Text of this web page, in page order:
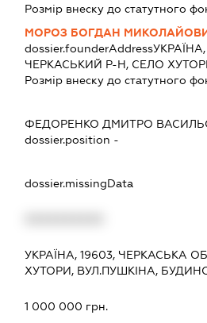
Розмір внеску до статутного
МОРОЗ БОГДАН
dossier.founderAddress
ЧЕРКАСЬКИЙ Р-Н, СЕЛО
Розмір внеску до статутного
ФЕДОРЕНКО ДМИТРО
dossier.position -
dossier.missingData
УКРАЇНА, 19603, ЧЕРКАСЬКА
ХУТОРИ, ВУЛ.ПУШКІНА,
1 000 000 грн.